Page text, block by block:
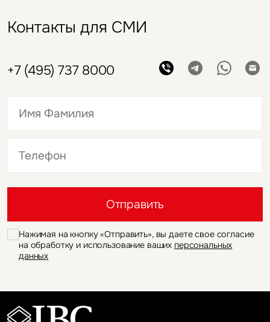
Контакты для СМИ
+7 (495) 737 8000
Отправить
Нажимая на кнопку «Отправить», вы даете свое согласие
на обработку и использование ваших персональных
данных